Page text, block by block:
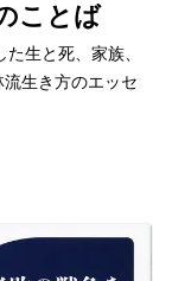
ことば
生と死、家族、
生き方のエッセ